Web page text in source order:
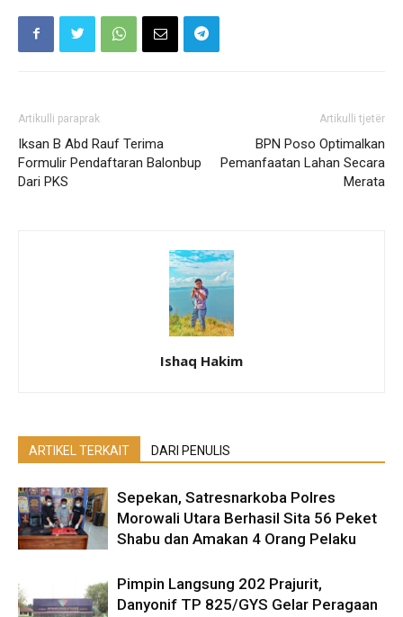
Artikulli paraprak
Iksan B Abd Rauf Terima
Formulir Pendaftaran Balonbup
Dari PKS
Artikulli tjetër
BPN Poso Optimalkan
Pemanfaatan Lahan Secara
Merata
Ishaq Hakim
ARTIKEL TERKAIT DARI PENULIS
Sepekan, Satresnarkoba Polres
Morowali Utara Berhasil Sita 56 Peket
Shabu dan Amakan 4 Orang Pelaku
Pimpin Langsung 202 Prajurit,
Danyonif TP 825/GYS Gelar Peragaan